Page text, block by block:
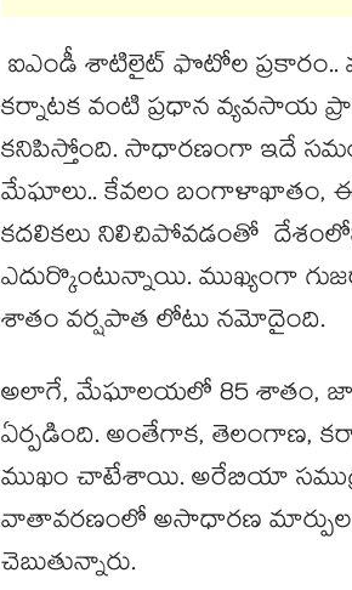
ఐఎండీ శాటిలైట్ ఫొటోల ప్రకారం..
కర్నాటక వంటి ప్రధాన వ్యవసాయ
కనిపిస్తోంది. సాధారణంగా ఇదే
మేఘాలు.. కేవలం బంగాళాఖాతం,
కదలికలు నిలిచిపోవడంతో దేశంలోని
ఎదుర్కొంటున్నాయి. ముఖ్యంగా
శాతం వర్షపాత లోటు నమోదైంది.
అలాగే, మేఘాలయలో 85 శాతం,
ఏర్పడింది. అంతేగాక, తెలంగాణ,
ముఖం చాటేశాయి. అరేబియా
వాతావరణంలో అసాధారణ మార్పుల
చెబుతున్నారు.